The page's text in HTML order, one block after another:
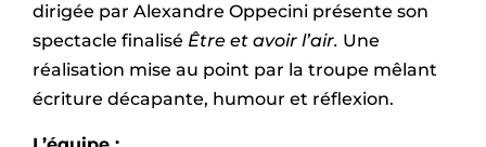
dirigée par Alexandre Oppecini présente son
spectacle finalisé Être et avoir l’air. Une
réalisation mise au point par la troupe mêlant
écriture décapante, humour et réflexion.